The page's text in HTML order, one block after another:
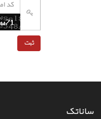
ساناتک